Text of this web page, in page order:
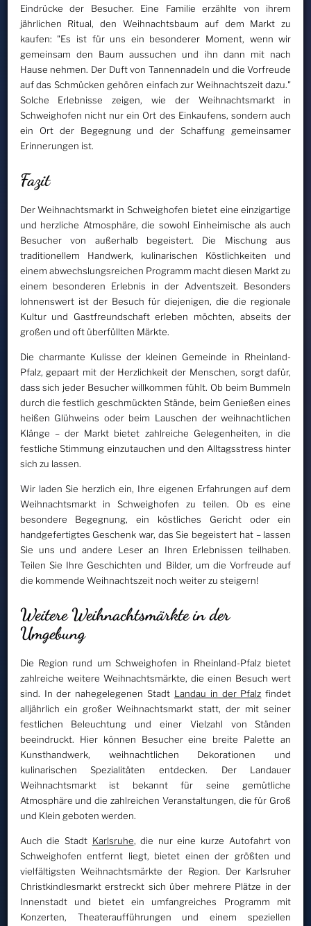
Eindrücke der Besucher. Eine Familie erzählte von ihrem
jährlichen Ritual, den Weihnachtsbaum auf dem Markt zu
kaufen: "Es ist für uns ein besonderer Moment, wenn wir
gemeinsam den Baum aussuchen und ihn dann mit nach
Hause nehmen. Der Duft von Tannennadeln und die Vorfreude
auf das Schmücken gehören einfach zur Weihnachtszeit dazu."
Solche Erlebnisse zeigen, wie der Weihnachtsmarkt in
Schweighofen nicht nur ein Ort des Einkaufens, sondern auch
ein Ort der Begegnung und der Schaffung gemeinsamer
Erinnerungen ist.
Fazit
Der Weihnachtsmarkt in Schweighofen bietet eine einzigartige
und herzliche Atmosphäre, die sowohl Einheimische als auch
Besucher von außerhalb begeistert. Die Mischung aus
traditionellem Handwerk, kulinarischen Köstlichkeiten und
einem abwechslungsreichen Programm macht diesen Markt zu
einem besonderen Erlebnis in der Adventszeit. Besonders
lohnenswert ist der Besuch für diejenigen, die die regionale
Kultur und Gastfreundschaft erleben möchten, abseits der
großen und oft überfüllten Märkte.
Die charmante Kulisse der kleinen Gemeinde in Rheinland-
Pfalz, gepaart mit der Herzlichkeit der Menschen, sorgt dafür,
dass sich jeder Besucher willkommen fühlt. Ob beim Bummeln
durch die festlich geschmückten Stände, beim Genießen eines
heißen Glühweins oder beim Lauschen der weihnachtlichen
Klänge – der Markt bietet zahlreiche Gelegenheiten, in die
festliche Stimmung einzutauchen und den Alltagsstress hinter
sich zu lassen.
Wir laden Sie herzlich ein, Ihre eigenen Erfahrungen auf dem
Weihnachtsmarkt in Schweighofen zu teilen. Ob es eine
besondere Begegnung, ein köstliches Gericht oder ein
handgefertigtes Geschenk war, das Sie begeistert hat – lassen
Sie uns und andere Leser an Ihren Erlebnissen teilhaben.
Teilen Sie Ihre Geschichten und Bilder, um die Vorfreude auf
die kommende Weihnachtszeit noch weiter zu steigern!
Weitere Weihnachtsmärkte in der
Umgebung
Die Region rund um Schweighofen in Rheinland-Pfalz bietet
zahlreiche weitere Weihnachtsmärkte, die einen Besuch wert
sind. In der nahegelegenen Stadt Landau in der Pfalz findet
alljährlich ein großer Weihnachtsmarkt statt, der mit seiner
festlichen Beleuchtung und einer Vielzahl von Ständen
beeindruckt. Hier können Besucher eine breite Palette an
Kunsthandwerk, weihnachtlichen Dekorationen und
kulinarischen Spezialitäten entdecken. Der Landauer
Weihnachtsmarkt ist bekannt für seine gemütliche
Atmosphäre und die zahlreichen Veranstaltungen, die für Groß
und Klein geboten werden.
Auch die Stadt Karlsruhe, die nur eine kurze Autofahrt von
Schweighofen entfernt liegt, bietet einen der größten und
vielfältigsten Weihnachtsmärkte der Region. Der Karlsruher
Christkindlesmarkt erstreckt sich über mehrere Plätze in der
Innenstadt und bietet ein umfangreiches Programm mit
Konzerten, Theateraufführungen und einem speziellen